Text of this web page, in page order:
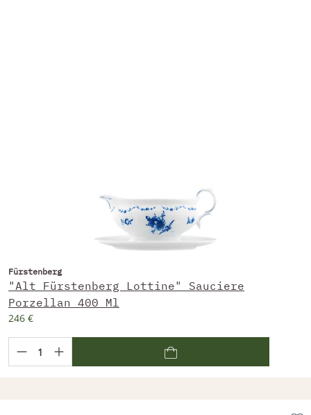
Fürstenberg
"Alt Fürstenberg Lottine" Sauciere
Porzellan 400 Ml
246 €